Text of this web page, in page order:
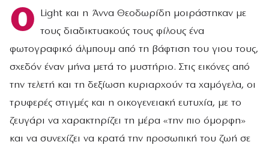
Ο
Light και η Άννα Θεοδωρίδη μοιράστηκαν με
τους διαδικτυακούς τους φίλους ένα
φωτογραφικό άλμπουμ από τη βάφτιση του γιου τους,
σχεδόν έναν μήνα μετά το μυστήριο. Στις εικόνες από
την τελετή και τη δεξίωση κυριαρχούν τα χαμόγελα, οι
τρυφερές στιγμές και η οικογενειακή ευτυχία, με το
ζευγάρι να χαρακτηρίζει τη μέρα «την πιο όμορφη»
και να συνεχίζει να κρατά την προσωπική του ζωή σε